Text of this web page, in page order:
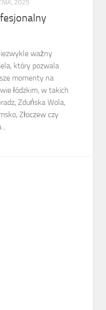
2025
ważny
który pozwala
momenty na
łódzkim, w takich
Zduńska Wola,
Złoczew czy